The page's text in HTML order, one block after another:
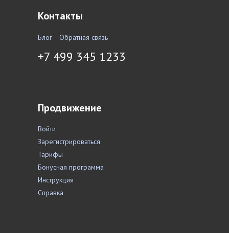
Контакты
Блог Обратная связь
+7 499 345 1233
Продвижение
Войти
Зарегистрироваться
Тарифы
Бонусная программа
Инструкция
Справка